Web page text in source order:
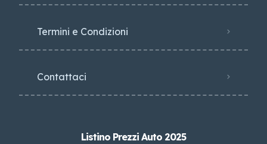
Termini e Condizioni
Contattaci
Listino Prezzi Auto 2025